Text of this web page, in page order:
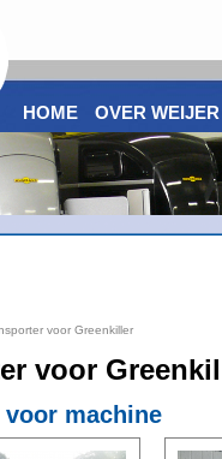
voor Greenkiller
voor
machine
HOME OVER WEIJER